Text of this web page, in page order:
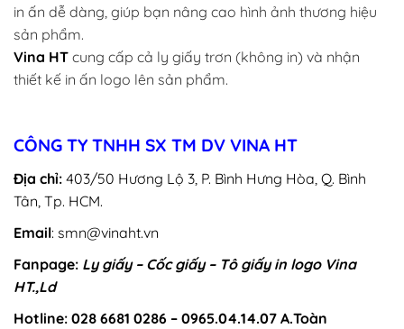
in ấn dễ dàng, giúp bạn nâng cao hình ảnh thương hiệu
sản phẩm.
Vina HT cung cấp cả ly giấy trơn (không in) và nhận
thiết kế in ấn logo lên sản phẩm.
CÔNG TY TNHH SX TM DV VINA HT
Địa chỉ: 403/50 Hương Lộ 3, P. Bình Hưng Hòa, Q. Bình
Tân, Tp. HCM.
Email: smn@vinaht.vn
Fanpage: Ly giấy – Cốc giấy – Tô giấy in logo Vina
HT.,Ld
Hotline: 028 6681 0286 – 0965.04.14.07 A.Toàn